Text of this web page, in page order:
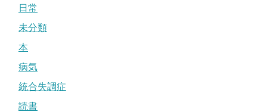
日常
未分類
本
病気
統合失調症
読書